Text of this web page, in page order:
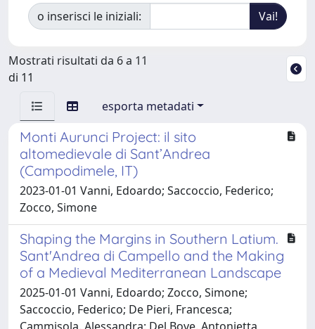
o inserisci le iniziali:
Mostrati risultati da 6 a 11
di 11
esporta metadati
Monti Aurunci Project: il sito
altomedievale di Sant’Andrea
(Campodimele, IT)
2023-01-01 Vanni, Edoardo; Saccoccio, Federico;
Zocco, Simone
Shaping the Margins in Southern Latium.
Sant'Andrea di Campello and the Making
of a Medieval Mediterranean Landscape
2025-01-01 Vanni, Edoardo; Zocco, Simone;
Saccoccio, Federico; De Pieri, Francesca;
Cammisola, Alessandra; Del Bove, Antonietta